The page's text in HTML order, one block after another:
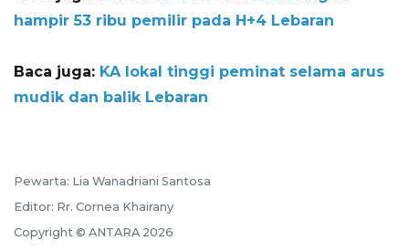
hampir 53 ribu pemilir pada H+4 Lebaran
Baca juga: KA lokal tinggi peminat selama arus
mudik dan balik Lebaran
Pewarta: Lia Wanadriani Santosa
Editor: Rr. Cornea Khairany
Copyright © ANTARA 2026